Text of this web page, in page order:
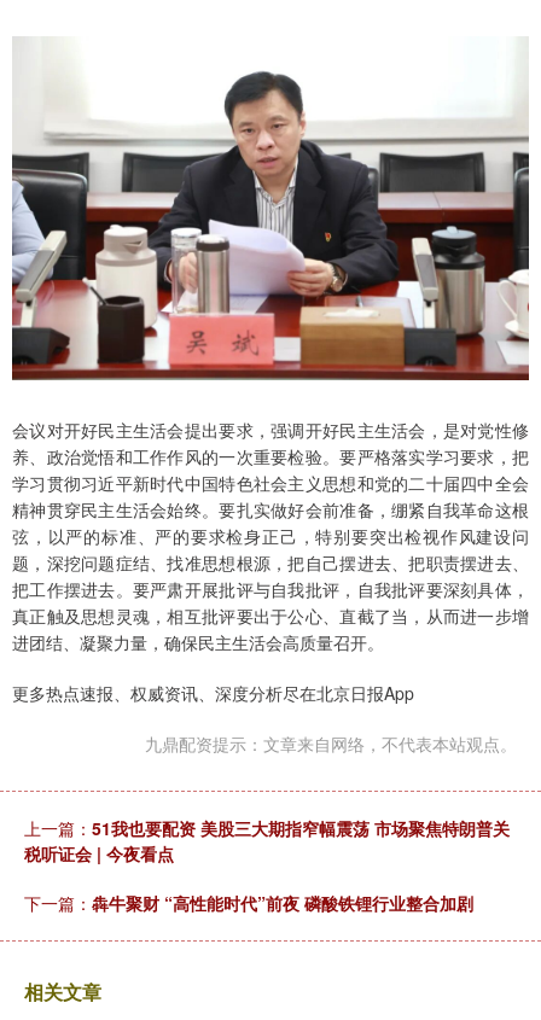
会议对开好民主生活会提出要求，强调开好民主生活会，是对党性修
养、政治觉悟和工作作风的一次重要检验。要严格落实学习要求，把
学习贯彻习近平新时代中国特色社会主义思想和党的二十届四中全会
精神贯穿民主生活会始终。要扎实做好会前准备，绷紧自我革命这根
弦，以严的标准、严的要求检身正己，特别要突出检视作风建设问
题，深挖问题症结、找准思想根源，把自己摆进去、把职责摆进去、
把工作摆进去。要严肃开展批评与自我批评，自我批评要深刻具体，
真正触及思想灵魂，相互批评要出于公心、直截了当，从而进一步增
进团结、凝聚力量，确保民主生活会高质量召开。
更多热点速报、权威资讯、深度分析尽在北京日报App
九鼎配资提示：文章来自网络，不代表本站观点。
上一篇： 51我也要配资 美股三大期指窄幅震荡 市场聚焦特朗普关
税听证会 | 今夜看点
下一篇： 犇牛聚财 “高性能时代”前夜 磷酸铁锂行业整合加剧
相关文章